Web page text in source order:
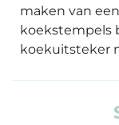
maken van
koekstempels
koekuitsteker